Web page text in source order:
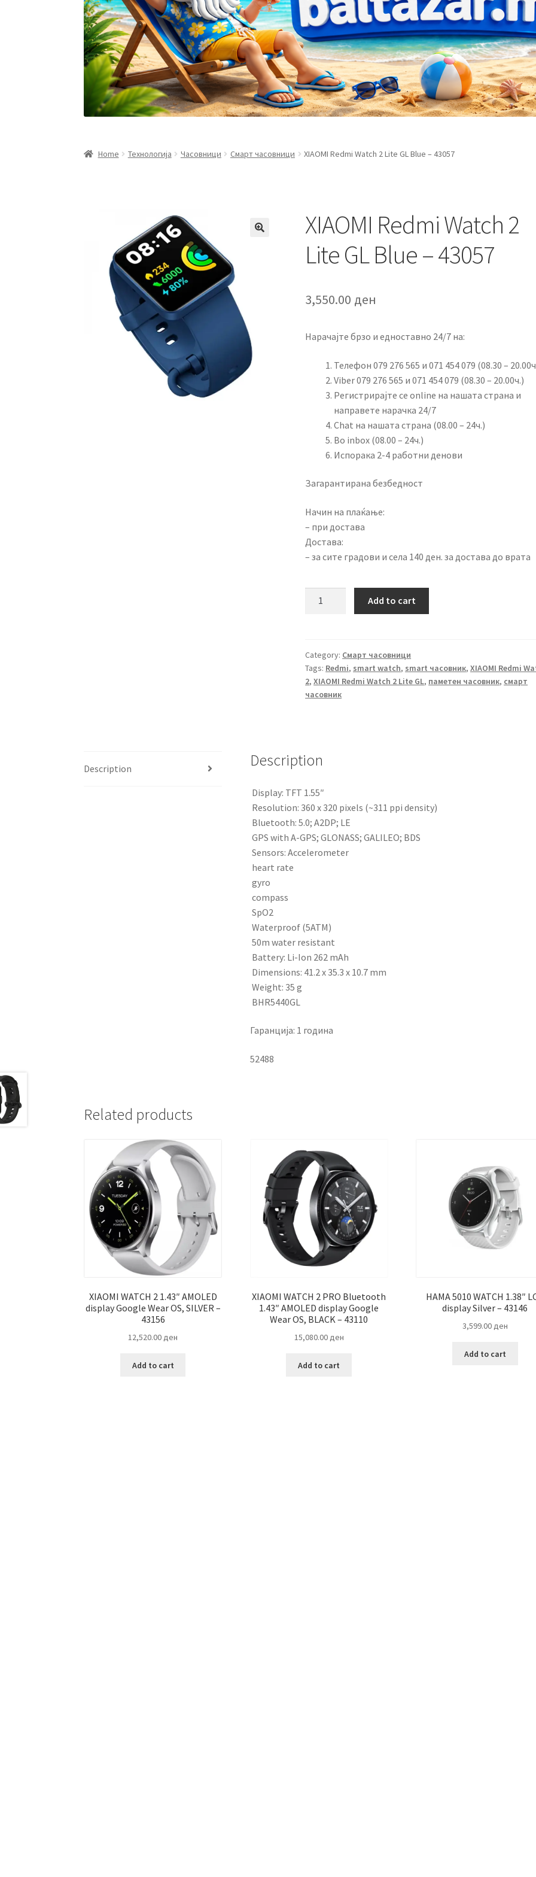
Home Технологија Часовници Смарт часовници XIAOMI Redmi Watch 2 Lite GL Blue – 43057
XIAOMI Redmi Watch 2
Lite GL Blue – 43057
3,550.00 ден
Нарачајте брзо и едноставно 24/7 на:
Телефон 079 276 565 и 071 454 079 (08.30 –
Viber 079 276 565 и 071 454 079 (08.30 – 20.00ч.)
Регистрирајте се online на нашата страна и
направете нарачка 24/7
Chat на нашата страна (08.00 – 24ч.)
Во inbox (08.00 – 24ч.)
Испорака 2-4 работни денови
Загарантирана безбедност
Начин на плаќање:
– при достава
Достава:
– за сите градови и села 140 ден. за достава до врата
Lite
GL
Blue
-
Add to cart
Category: Смарт часовници
Tags: Redmi, smart watch, smart часовник,XIAOMI Redmi
2,XIAOMI Redmi Watch 2 Lite GL, паметен часовник, смарт
часовник
Description Description
Display: TFT 1.55″
Resolution: 360 x 320 pixels (~311 ppi density)
Bluetooth: 5.0; A2DP; LE
GPS with A-GPS; GLONASS; GALILEO; BDS
Sensors: Accelerometer
heart rate
gyro
compass
SpO2
Waterproof (5ATM)
50m water resistant
Battery: Li-Ion 262 mAh
Dimensions: 41.2 x 35.3 x 10.7 mm
Weight: 35 g
BHR5440GL
Гаранција: 1 година
52488
Related products
XIAOMI WATCH 2 1.43″ AMOLED
display Google Wear OS, SILVER –
43156
12,520.00ден
Add to cart
XIAOMI WATCH 2 PRO Bluetooth
1.43″ AMOLED display Google
Wear OS, BLACK – 43110
15,080.00ден
Add to cart
HAMA 5010 WATCH 1.38″
display Silver – 43146
3,599.00ден
Add to cart